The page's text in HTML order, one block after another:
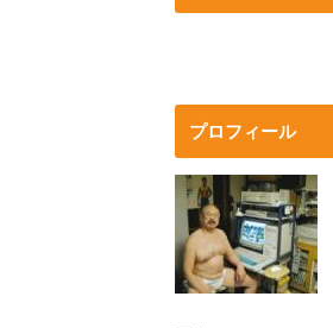
プロフィール